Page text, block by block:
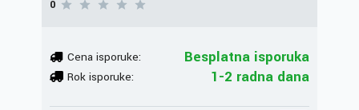
0
Cena isporuke: Besplatna isporuka
Rok isporuke: 1-2 radna dana